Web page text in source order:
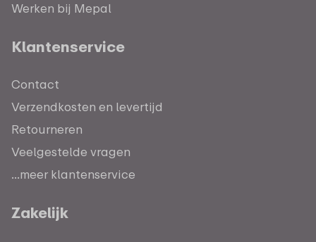
Werken bij Mepal
Klantenservice
Contact
Verzendkosten en levertijd
Retourneren
Veelgestelde vragen
...meer klantenservice
Zakelijk